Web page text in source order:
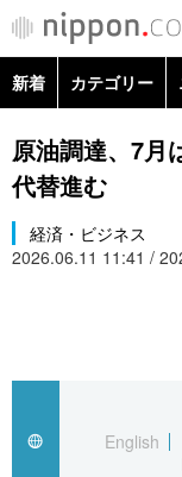
カテゴリー
国際
アーカイブ
Japan Data
新着 カテゴリー
政治・外交
経済・ビジネス
国際・海外
文化
科学・技術
原油調達、7
代替進む
経済・ビジネス
2026.06.11 11:41 /
English